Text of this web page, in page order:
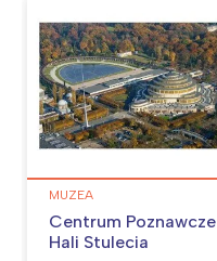
MUZEA
Centrum Poznawcze
Hali Stulecia